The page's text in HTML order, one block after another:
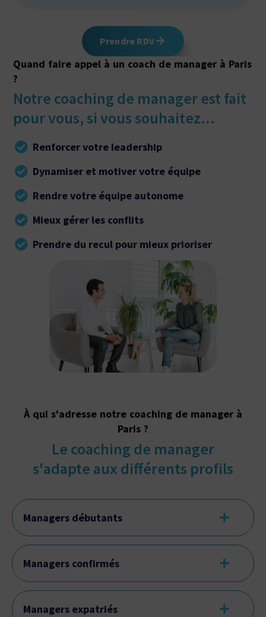
Prendre RDV
Quand faire appel à un coach de manager à Paris
?
Notre coaching de manager est fait
pour vous, si vous souhaitez...
Renforcer votre leadership
Dynamiser et motiver votre équipe
Rendre votre équipe autonome
Mieux gérer les conflits
Prendre du recul pour mieux prioriser
À qui s'adresse notre coaching de manager à
Paris ?
Le coaching de manager
s'adapte aux différents profils
Managers débutants
Managers confirmés
Managers expatriés